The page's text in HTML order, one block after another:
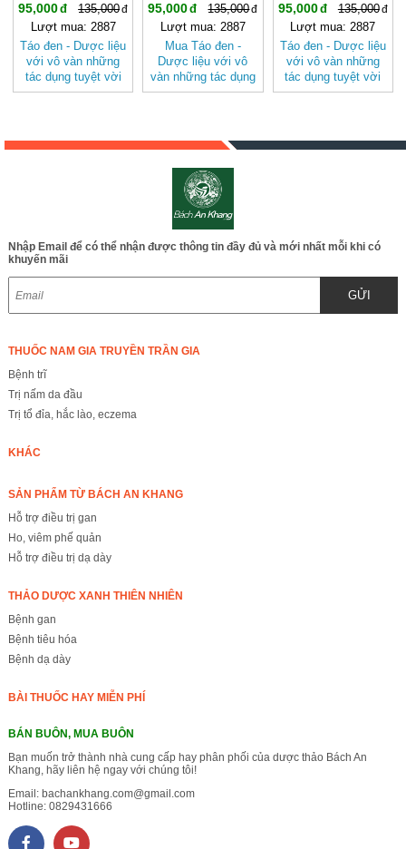
95,000
135,000
Lượt mua: 2887
Táo đen - Dược liệu
với vô vàn những
tác dụng tuyệt vời
đối với sức khoẻ
95,000
135,000
Lượt mua: 2887
Mua Táo đen -
Dược liệu với vô
vàn những tác dụng
tuyệt vời đối với
95,000
135,000
Lượt mua: 2887
Táo đen - Dược liệu
với vô vàn những
tác dụng tuyệt vời
đối với sức khoẻ
Nhập Email để có thể nhận được thông tin đầy đủ và mới nhất mỗi khi có
khuyến mãi
GỬI
THUỐC NAM GIA TRUYỀN TRẦN GIA
Bệnh trĩ
Trị nấm da đầu
Trị tổ đỉa, hắc lào, eczema
KHÁC
SẢN PHẨM TỪ BÁCH AN KHANG
Hỗ trợ điều trị gan
Ho, viêm phế quản
Hỗ trợ điều trị dạ dày
THẢO DƯỢC XANH THIÊN NHIÊN
Bệnh gan
Bệnh tiêu hóa
Bệnh dạ dày
BÀI THUỐC HAY MIỄN PHÍ
BÁN BUÔN, MUA BUÔN
Bạn muốn trở thành nhà cung cấp hay phân phối của dược thảo Bách An
Khang, hãy liên hệ ngay với chúng tôi!
Email: bachankhang.com@gmail.com
Hotline: 0829431666